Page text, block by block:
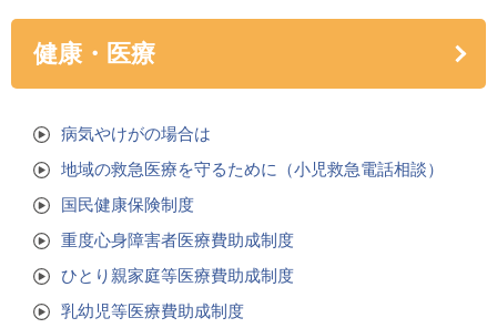
健康・医療
病気やけがの場合は
地域の救急医療を守るために（小児救急電話相談）
国民健康保険制度
重度心身障害者医療費助成制度
ひとり親家庭等医療費助成制度
乳幼児等医療費助成制度